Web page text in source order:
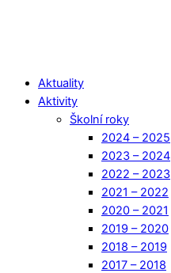
Aktuality
Aktivity
Školní roky
2024 – 2025
2023 – 2024
2022 – 2023
2021 – 2022
2020 – 2021
2019 – 2020
2018 – 2019
2017 – 2018